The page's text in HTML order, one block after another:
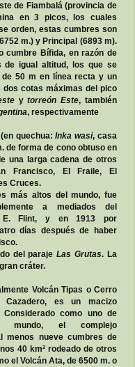
de Fiambalá (provincia de
en 3 picos, los cuales
orden, estas cumbres son
m.) y Principal (6893 m).
cumbre Bífida, en razón de
de igual altitud, los que se
50 m en línea recta y un
dos cotas máximas del pico
y torreón Este, también
, respectivamente
(en quechua: Inka wasi, casa
de forma de cono obtuso en
una larga cadena de otros
Francisco, El Fraile, El
Cruces.
más altos del mundo, fue
a mediados del
E. Flint, y en 1913 por
días después de haber
del paraje Las Grutas. La
cráter.
Volcán Tipas o Cerro
Cazadero, es un macizo
como uno de
el complejo
menos nueve cumbres de
40 km² rodeado de otros
el Volcán Ata, de 6500 m. o